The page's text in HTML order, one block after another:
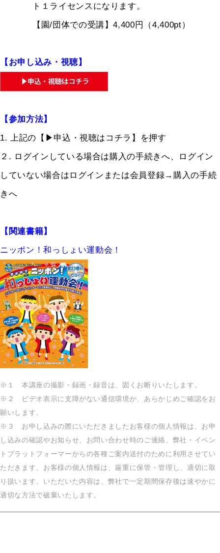
ト１ライセンスになります。
【園/団体での受講】4,400円（4,400pt）
【お申し込み・視聴】
【参加方法】
1. 上記の【▶︎申込・視聴はコチラ】を押す
２. ログインしている場合は購入の手続きへ、ログイン
していない場合はログインまたは会員登録→購入の手続
きへ
【関連書籍】
ニッポン！和っしょい運動会！
※１ 本講座の撮影・録画・録音は、固くお断りいたします。
※２ ビデオ表示に支障がない通信環境か、あらかじめご確認をお
願いします。
※３ お申し込みの際にいただきましたお客様の個人情報は、お申
し込みの確認やお知らせ、お問い合わせ時のご連絡、弊社・イベン
トプラットフォーマーからの各種ご案内送付のために利用させてい
ただきます。お客様の個人情報は、厳重に保管・管理し、適切に取
り扱います。いただいた内容は、弊社で一定期間保存後は速やかに
適切な方法で破棄いたします。